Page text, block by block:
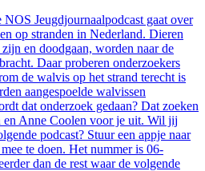
Jeugdjournaalpodcast gaat over
op stranden in Nederland. Dieren
en doodgaan, worden naar de
Daar proberen onderzoekers
de walvis op het strand terecht is
aangespoelde walvissen
dat onderzoek gedaan? Dat zoeken
en Anne Coolen voor je uit. Wil jij
podcast? Stuur een appje naar
te doen. Het nummer is 06-
dan de rest waar de volgende